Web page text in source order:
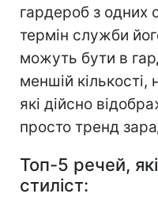
гардероб з одних
термін служби
можуть бути в
меншій кількості,
які дійсно
просто тренд
Топ-5 речей,
стиліст: